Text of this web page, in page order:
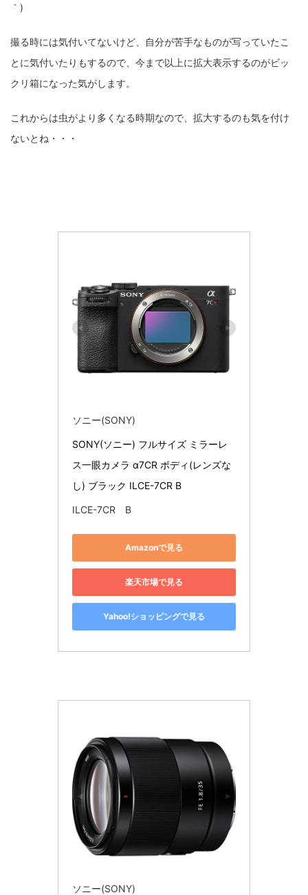
｀)
撮る時には気付いてないけど、自分が苦手なものが写っていたこ
とに気付いたりもするので、今まで以上に拡大表示するのがビッ
クリ箱になった気がします。
これからは虫がより多くなる時期なので、拡大するのも気を付け
ないとね・・・
ソニー(SONY)
SONY(ソニー) フルサイズ ミラーレ
ス一眼カメラ α7CR ボディ(レンズな
し) ブラック ILCE-7CR B
ILCE-7CR B
Amazonで見る
楽天市場で見る
Yahoo!ショッピングで見る
ソニー(SONY)